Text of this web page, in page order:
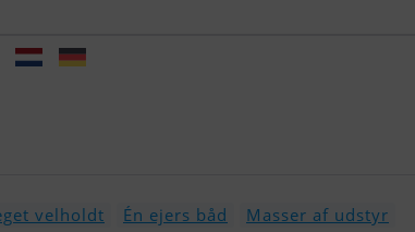
velholdt Én ejers båd
Masser af udstyr